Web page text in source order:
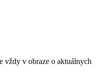
vždy v obraze o aktuálnych